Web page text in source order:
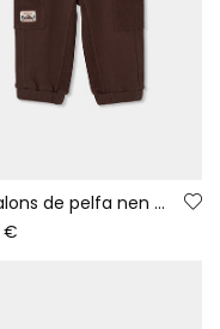
Pantalons de pelfa nen marró càrgo
€